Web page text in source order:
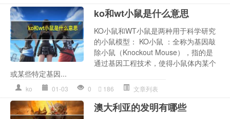
ko和wt小鼠是什么意思
KO小鼠和WT小鼠是两种用于科学研究
的小鼠模型： KO小鼠 ：全称为基因敲
除小鼠（Knockout Mouse），指的是
通过基因工程技术，使得小鼠体内某个
或某些特定基因...
ko 01-03 0 186 文章列表
澳大利亚的发明有哪些